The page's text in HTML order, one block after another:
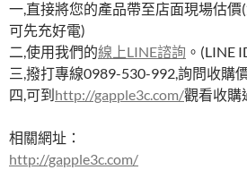
一,直接將您的產品帶至店面現場估價
可先充好電)
二,使用我們的線上LINE諮詢 。(LINE
三,撥打專線0989-530-992,詢問收購
四,可到http://gapple3c.com/觀看收購
相關網址：
http://gapple3c.com/